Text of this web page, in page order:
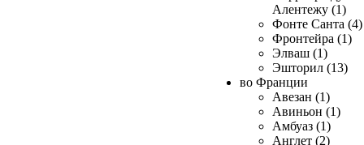
Алентежу (1)
Фонте Санта (4)
Фронтейра (1)
Элваш (1)
Эшторил (13)
во Франции
Авезан (1)
Авиньон (1)
Амбуаз (1)
Англет (2)